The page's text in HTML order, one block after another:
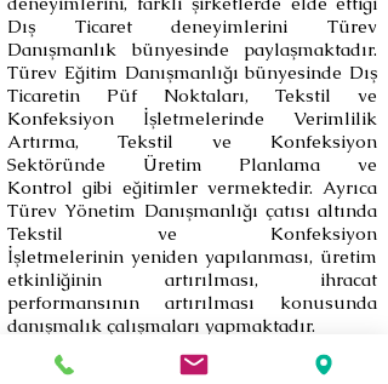
Dış Ticaret deneyimlerini Türev
Danışmanlık bünyesinde paylaşmaktadır.
Türev Eğitim Danışmanlığı bünyesinde Dış
Ticaretin Püf Noktaları, Tekstil ve
Konfeksiyon İşletmelerinde Verimlilik
Artırma, Tekstil ve Konfeksiyon
Sektöründe Üretim Planlama ve
Kontrol gibi eğitimler vermektedir. Ayrıca
Türev Yönetim Danışmanlığı çatısı altında
Tekstil ve Konfeksiyon
İşletmelerinin yeniden yapılanması, üretim
etkinliğinin artırılması, ihracat
performansının artırılması konusunda
danışmalık çalışmaları yapmaktadır.
Talat Dönmez, evli ve bir kız çocuğu
babasıdır.